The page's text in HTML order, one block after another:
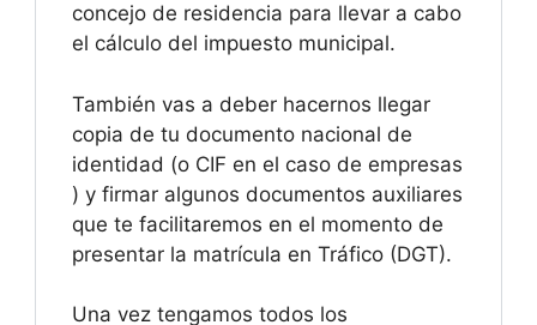
concejo de residencia para llevar a cabo
el cálculo del impuesto municipal.
También vas a deber hacernos llegar
copia de tu documento nacional de
identidad (o CIF en el caso de empresas
) y firmar algunos documentos auxiliares
que te facilitaremos en el momento de
presentar la matrícula en Tráfico (DGT).
Una vez tengamos todos los